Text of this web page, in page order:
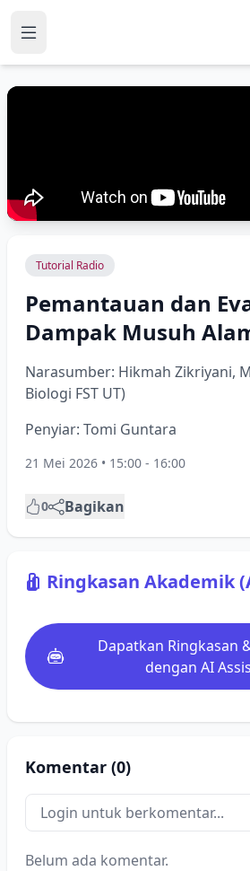
Tutorial Radio
Pemantauan dan
Dampak Musuh
Narasumber: Hikmah Zikriyani,
Biologi FST UT)
Penyiar: Tomi Guntara
21 Mei 2026 • 15:00 - 16:00
0 Bagikan
Ringkasan Akademik
Dapatkan Ringkasan
dengan AI
Komentar (0)
Belum ada komentar.